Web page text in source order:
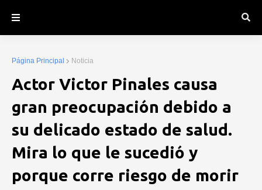
Página Principal Noticia
Actor Victor Pinales causa
gran preocupación debido a
su delicado estado de salud.
Mira lo que le sucedió y
porque corre riesgo de morir